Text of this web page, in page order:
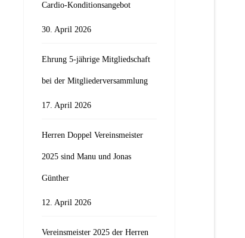
Cardio-Konditionsangebot
30. April 2026
Ehrung 5-jährige Mitgliedschaft
bei der Mitgliederversammlung
17. April 2026
Herren Doppel Vereinsmeister
2025 sind Manu und Jonas
Günther
12. April 2026
Vereinsmeister 2025 der Herren